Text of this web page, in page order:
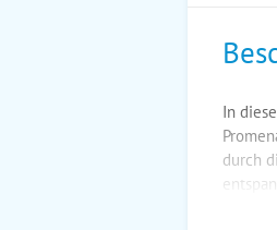
In
durch